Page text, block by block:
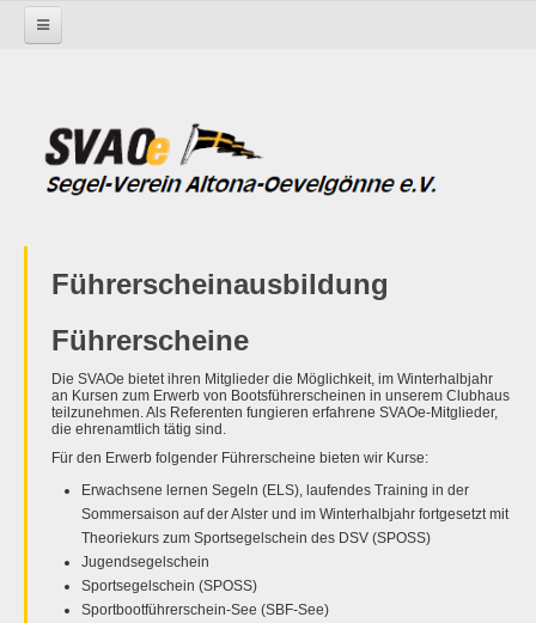
Führerscheinausbildung
Führerscheine
Die SVAOe bietet ihren Mitglieder die Möglichkeit, im Winterhalbjahr
an Kursen zum Erwerb von Bootsführerscheinen in unserem Clubhaus
teilzunehmen. Als Referenten fungieren erfahrene SVAOe-Mitglieder,
die ehrenamtlich tätig sind.
Für den Erwerb folgender Führerscheine bieten wir Kurse:
Erwachsene lernen Segeln (ELS), laufendes Training in der
Sommersaison auf der Alster und im Winterhalbjahr fortgesetzt mit
Theoriekurs zum Sportsegelschein des DSV (SPOSS)
Jugendsegelschein
Sportsegelschein (SPOSS)
Sportbootführerschein-See (SBF-See)